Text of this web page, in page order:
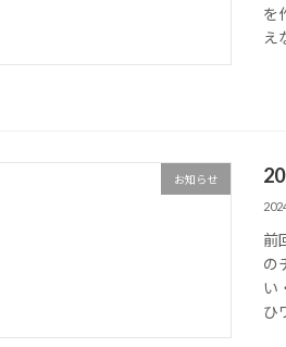
を
え
お知らせ
前
の
い
ひ